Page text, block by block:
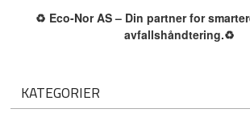
♻️ Eco-Nor AS – Din partner for
avfallshåndtering.♻️
KATEGORIER